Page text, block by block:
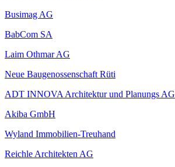
Busimag AG
BabCom SA
Laim Othmar AG
Neue Baugenossenschaft Rüti
ADT INNOVA Architektur und Planungs AG
Akiba GmbH
Wyland Immobilien-Treuhand
Reichle Architekten AG